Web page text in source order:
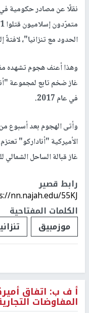
نقلًا عن مصادر حكومية
الحدود مع ​تنزانيا​"،
وهذا أعنف هجوم تشهده
غاز ضخم تابع لمجموعة
في عام 2017.
وأتى الهجوم بعد أسبوع
غاز قبالة الساحل الشمالي
رابط قصير
nn.najah.edu/55KJ/
الكلمات المفتاحية
موزمبيق
أ ف ب: اتفاق
المفاوضات